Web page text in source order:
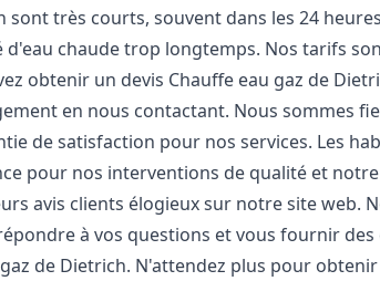
très courts, souvent dans les 24
d'eau chaude trop longtemps. Nos tarifs
obtenir un devis Chauffe eau gaz de
en nous contactant. Nous sommes
de satisfaction pour nos services. Les
pour nos interventions de qualité et notre
avis clients élogieux sur notre site web.
à vos questions et vous fournir des
de Dietrich. N'attendez plus pour